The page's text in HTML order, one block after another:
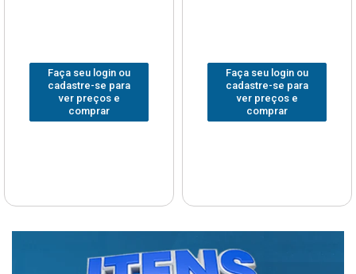
Faça seu login ou
cadastre-se para
ver preços e
comprar
Faça seu login ou
cadastre-se para
ver preços e
comprar